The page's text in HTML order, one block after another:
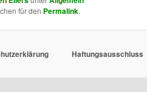
für den Permalink.
Haftungsausschluss